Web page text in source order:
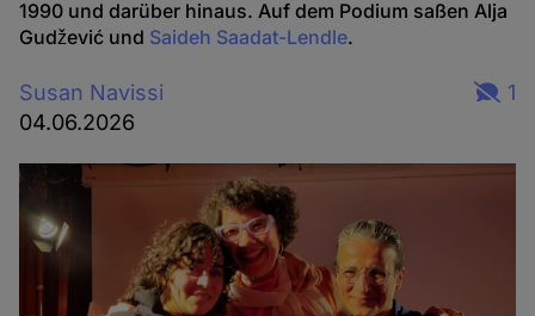
1990 und darüber hinaus. Auf dem Podium saßen Alja
Gudžević und Saideh Saadat-Lendle.
Susan Navissi
04.06.2026
1